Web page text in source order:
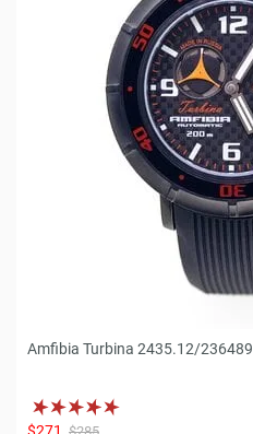
Amfibia Turbina 2435.12/236489